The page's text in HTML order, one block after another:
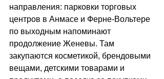
направления: парковки торговых
центров в Анмасе и Ферне-Вольтере
по выходным напоминают
продолжение Женевы. Там
закупаются косметикой, брендовыми
вещами, детскими товарами и